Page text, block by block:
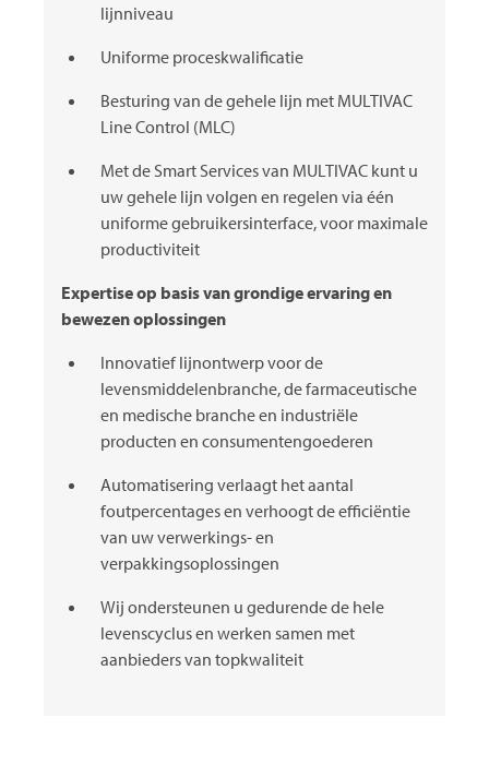
lijnniveau
Uniforme proceskwalificatie
Besturing van de gehele lijn met MULTIVAC
Line Control (MLC)
Met de Smart Services van MULTIVAC kunt u
uw gehele lijn volgen en regelen via één
uniforme gebruikersinterface, voor maximale
productiviteit
Expertise op basis van grondige ervaring en
bewezen oplossingen
Innovatief lijnontwerp voor de
levensmiddelenbranche, de farmaceutische
en medische branche en industriële
producten en consumentengoederen
Automatisering verlaagt het aantal
foutpercentages en verhoogt de efficiëntie
van uw verwerkings- en
verpakkingsoplossingen
Wij ondersteunen u gedurende de hele
levenscyclus en werken samen met
aanbieders van topkwaliteit